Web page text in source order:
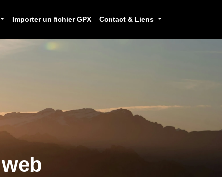
Importer un fichier GPX Contact & Liens